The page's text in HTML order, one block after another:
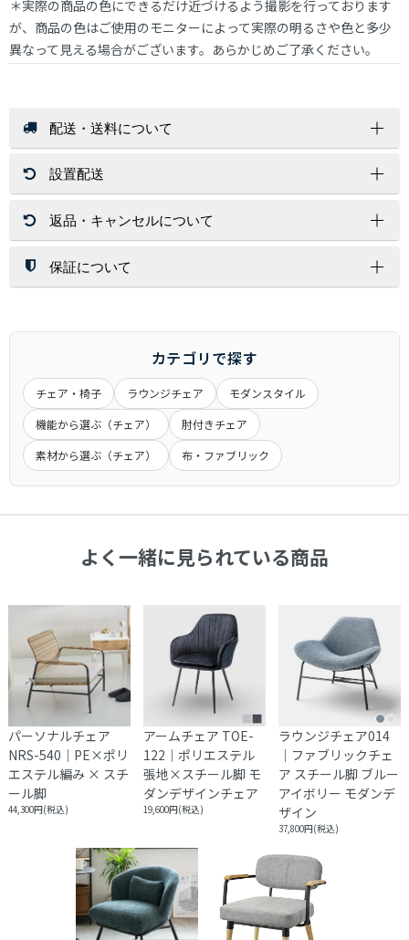
＊実際の商品の色にできるだけ近づけるよう撮影を行っております
が、商品の色はご使用のモニターによって実際の明るさや色と多少
異なって見える場合がございます。あらかじめご了承ください。
配送・送料について
送 料
店内商品送料無料（一部商品を除く）
北海道・沖縄・離島はその都度お見積りいたします。
ご注文金額に関係なく送料が必要な商品もございます。
配送方法
玄関先までのお届けとなります。
アパート・マンションの場合は1Fまでとなる場合がございま
す。
大きな商品は安全のため、玄関先までお手伝いをお願いする場
合もございます。
ご注文前に搬入経路などお確かめ下さい。
商品によって発送元が異なる場合がございます。
大型商品配送
大型商品につきまして、商品詳細に記載しております。
がございます。
※大型商品の配送は時間指定をお受けしておりません。
集合住宅の場合、１階エントランス、戸建ての場合は玄関口で
お渡しとなります。
設置配送
開梱設置サービスは、配送員１～２名が配達先にお伺いし家具
を設置する場所まで運び、開梱/設置/梱包材処分まで運送業者
が行います。
※お荷物の大きさによっては1名配達になります。
返品・キャンセルについて
返 品
お客様都合（サイズ/色味/木目/イメージ/肌触り/誤注文）での
交換時の返品（返送）は交換品の到着時に入れ替えを行います
ので、くれぐれもお客様からの返送はご遠慮下さい。
キャンセル
一定期間経過後はキャンセル料をいただく場合もございます。
商品発送後のキャンセルできませんのでご了承ください。
受注生産品につきましてはキャンセル不可とさせていただきま
保証について
記載が無いものにつきましては、６ヶ月間となります。
メーカー商品に関しましては、メーカー保証・代理店保証があ
るものは、それらに準じます。
※当店の商品は一般家庭用として設計されています。
業務用として使用したことによる故障および損傷は保証の対象
外となります。
交 換
カテゴリで探す
チェア・椅子 ラウンジチェア
モダンスタイル
機能から選ぶ（チェア）
肘付きチェア
素材から選ぶ（チェア）
布・ファブリック
よく一緒に見られている商品
パーソナルチェア
NRS-540｜PE×ポリ
エステル編み × スチ
ール脚
44,300円(税込)
アームチェア TOE-
122｜ポリエステル
張地×スチール脚 モ
ダンデザインチェア
19,600円(税込)
ラウンジチェア014
｜ファブリックチェ
ア スチール脚 ブルー
アイボリー モダンデ
ザイン
37,800円(税込)